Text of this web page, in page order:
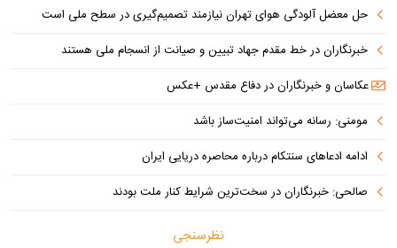
حل معضل آلودگی هوای تهران نیازمند تصمیم‌گیری در سطح ملی است
خبرنگاران در خط مقدم جهاد تبیین و صیانت از انسجام ملی هستند
عکاسان و خبرنگاران در دفاع مقدس +عکس
مومنی: رسانه می‌تواند امنیت‌ساز باشد
ادامه ادعاهای سنتکام درباره محاصره دریایی ایران
صالحی: خبرنگاران در سخت‌ترین شرایط کنار ملت بودند
نظرسنجی